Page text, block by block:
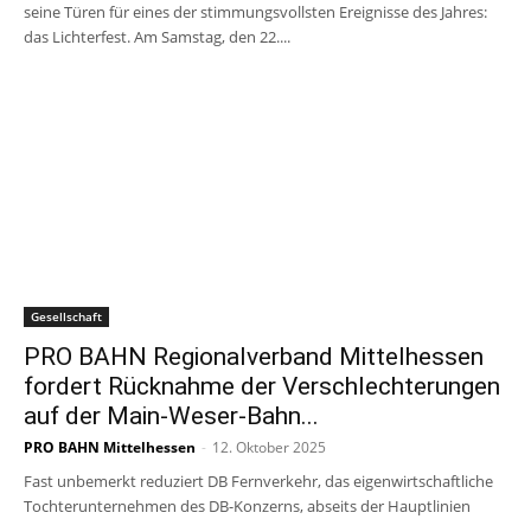
seine Türen für eines der stimmungsvollsten Ereignisse des Jahres:
das Lichterfest. Am Samstag, den 22....
Gesellschaft
PRO BAHN Regionalverband Mittelhessen
fordert Rücknahme der Verschlechterungen
auf der Main-Weser-Bahn...
PRO BAHN Mittelhessen - 12. Oktober 2025
Fast unbemerkt reduziert DB Fernverkehr, das eigenwirtschaftliche
Tochterunternehmen des DB-Konzerns, abseits der Hauptlinien